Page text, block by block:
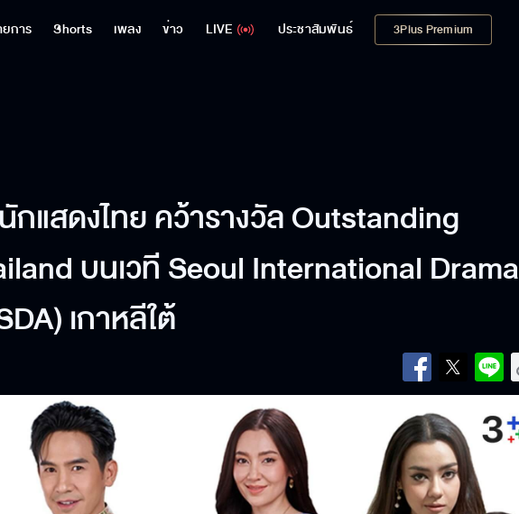
ยการ Shorts เพลง ข่าว LIVE ประชาสัมพันธ์ 3Plus Premium
กแสดงไทย คว้ารางวัล Outstanding
บนเวที Seoul International Drama
เกาหลีใต้